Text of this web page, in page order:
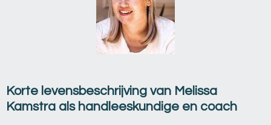
Korte levensbeschrijving van Melissa
Kamstra als handleeskundige en coach